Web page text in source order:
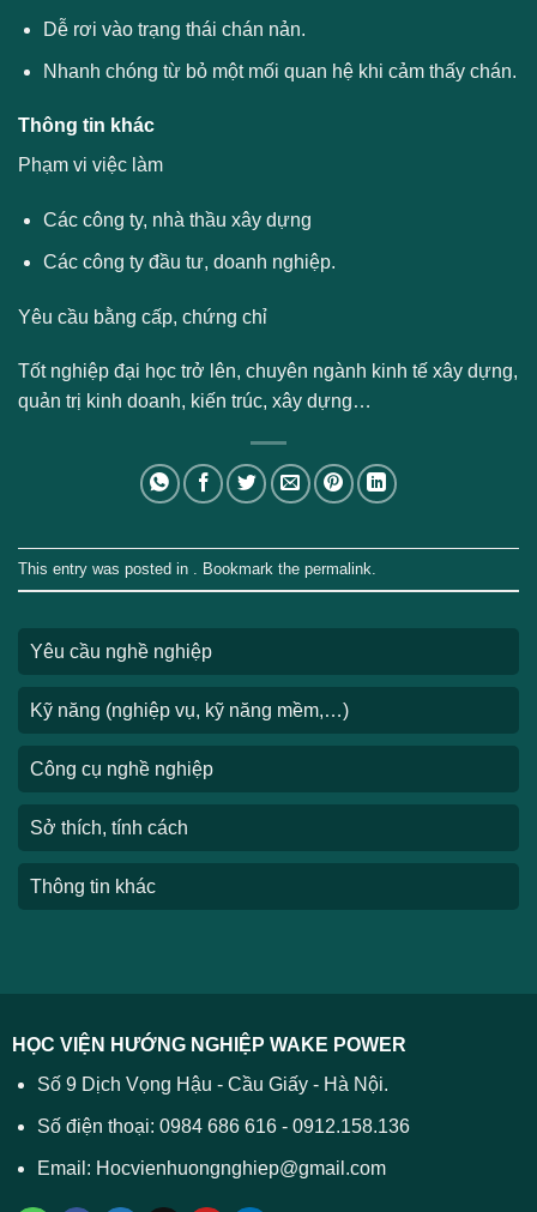
Yêu cầu nghề nghiệp
Kỹ năng (nghiệp vụ, kỹ năng mềm,…)
Công cụ nghề nghiệp
Sở thích, tính cách
Thông tin khác
Dễ rơi vào trạng thái chán nản.
Nhanh chóng từ bỏ một mối quan hệ khi cảm thấy chán.
Thông tin khác
Phạm vi việc làm
Các công ty, nhà thầu xây dựng
Các công ty đầu tư, doanh nghiệp.
Yêu cầu bằng cấp, chứng chỉ
Tốt nghiệp đại học trở lên, chuyên ngành kinh tế xây dựng,
quản trị kinh doanh, kiến trúc, xây dựng…
This entry was posted in . Bookmark the permalink
HỌC VIỆN HƯỚNG NGHIỆP WAKE POWER
Số 9 Dịch Vọng Hậu - Cầu Giấy - Hà Nội.
Số điện thoại: 0984 686 616 - 0912.158.136
Email: Hocvienhuongnghiep@gmail.com